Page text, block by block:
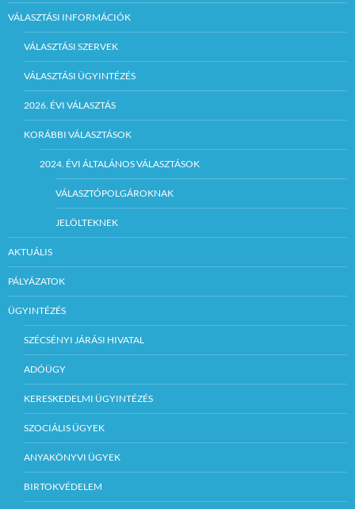
VÁLASZTÁSI INFORMÁCIÓK
VÁLASZTÁSI SZERVEK
VÁLASZTÁSI ÜGYINTÉZÉS
2026. ÉVI VÁLASZTÁS
KORÁBBI VÁLASZTÁSOK
2024. ÉVI ÁLTALÁNOS VÁLASZTÁSOK
VÁLASZTÓPOLGÁROKNAK
JELÖLTEKNEK
AKTUÁLIS
PÁLYÁZATOK
ÜGYINTÉZÉS
SZÉCSÉNYI JÁRÁSI HIVATAL
ADÓÜGY
KERESKEDELMI ÜGYINTÉZÉS
SZOCIÁLIS ÜGYEK
ANYAKÖNYVI ÜGYEK
BIRTOKVÉDELEM